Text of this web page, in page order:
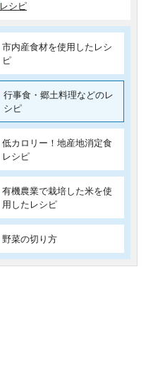
レシピ
市内産食材を使用したレシ
ピ
行事食・郷土料理などのレ
シピ
低カロリー！地産地消定食
レシピ
有機農業で栽培した米を使
用したレシピ
野菜の切り方